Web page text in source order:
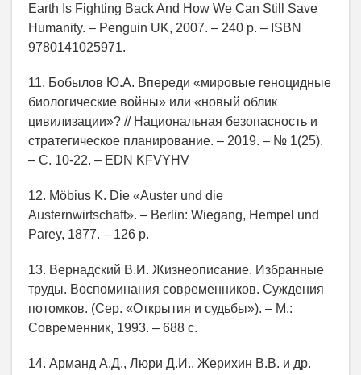
Earth Is Fighting Back And How We Сan Still Save
Humanity. – Penguin UK, 2007. – 240 р. – ISBN
9780141025971.
11. Бобылов Ю.А. Впереди «мировые геноцидные
биологические войны» или «новый облик
цивилизации»? // Национальная безопасность и
стратегическое планирование. – 2019. – № 1(25).
– С. 10-22. – EDN KFVYHV
12. Möbius K. Die «Auster und die
Austernwirtschaft». – Berlin: Wiegang, Hempel und
Parey, 1877. – 126 p.
13. Вернадский В.И. Жизнеописание. Избранные
труды. Воспоминания современников. Суждения
потомков. (Сер. «Открытия и судьбы»). – М.:
Современник, 1993. – 688 с.
14. Арманд А.Д., Люри Д.И., Жерихин В.В. и др.